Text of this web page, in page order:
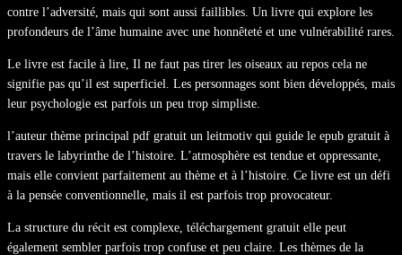
contre l’adversité, mais qui sont aussi faillibles. Un livre qui explore les
profondeurs de l’âme humaine avec une honnêteté et une vulnérabilité rares.
Le livre est facile à lire, Il ne faut pas tirer les oiseaux au repos cela ne
signifie pas qu’il est superficiel. Les personnages sont bien développés, mais
leur psychologie est parfois un peu trop simpliste.
l’auteur thème principal pdf gratuit un leitmotiv qui guide le epub gratuit à
travers le labyrinthe de l’histoire. L’atmosphère est tendue et oppressante,
mais elle convient parfaitement au thème et à l’histoire. Ce livre est un défi
à la pensée conventionnelle, mais il est parfois trop provocateur.
La structure du récit est complexe, téléchargement gratuit elle peut
également sembler parfois trop confuse et peu claire. Les thèmes de la